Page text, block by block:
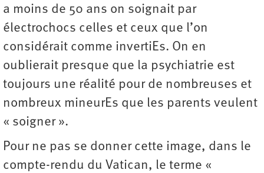
a moins de 50 ans on soignait par
électrochocs celles et ceux que l’on
considérait comme invertiEs. On en
oublierait presque que la psychiatrie est
toujours une réalité pour de nombreuses et
nombreux mineurEs que les parents veulent
« soigner ».
Pour ne pas se donner cette image, dans le
compte-rendu du Vatican, le terme «